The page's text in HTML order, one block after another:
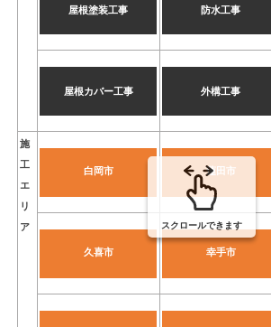
屋根塗装工事 防水工事
屋根カバー工事 外構工事
施
工
エ
リ
ア
白岡市 蓮田市
久喜市 幸手市
スクロールできます